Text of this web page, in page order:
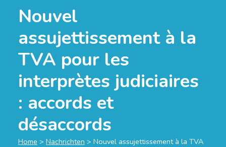
Nouvel
assujettissement à la
TVA pour les
interprètes judiciaires
: accords et
désaccords
Home > Nachrichten > Nouvel assujettissement à la TVA